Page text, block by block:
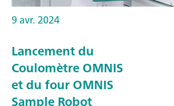
9 avr. 2024
Lancement du
Coulomètre OMNIS
et du four OMNIS
Sample Robot